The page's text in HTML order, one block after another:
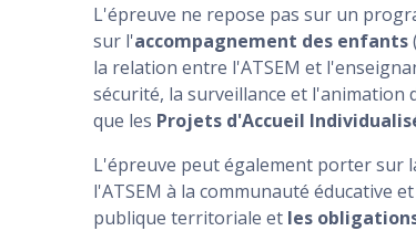
L'épreuve ne repose pas sur un
sur l'accompagnement des enfants
la relation entre l'ATSEM et
sécurité, la surveillance et l'animation
que les Projets d'Accueil
L'épreuve peut également porter sur
l'ATSEM à la communauté éducative
publique territoriale et les